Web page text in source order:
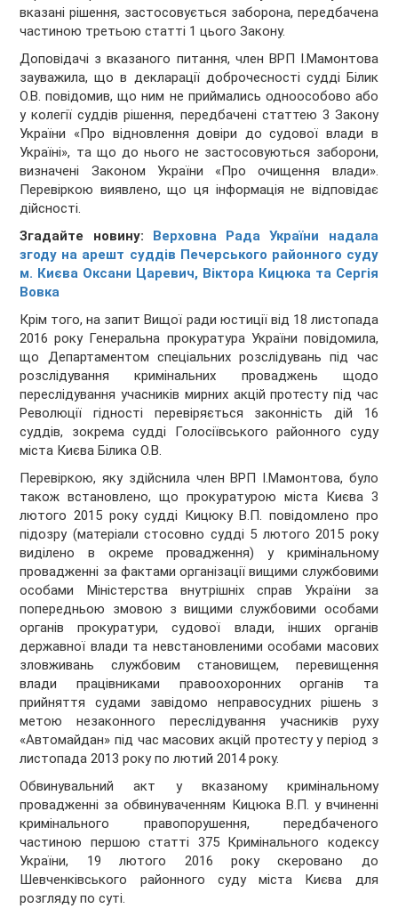
вказані рішення, застосовується заборона, передбачена
частиною третьою статті 1 цього Закону.
Доповідачі з вказаного питання, член ВРП І.Мамонтова
зауважила, що в декларації доброчесності судді Білик
О.В. повідомив, що ним не приймались одноособово або
у колегії суддів рішення, передбачені статтею 3 Закону
України «Про відновлення довіри до судової влади в
Україні», та що до нього не застосовуються заборони,
визначені Законом України «Про очищення влади».
Перевіркою виявлено, що ця інформація не відповідає
дійсності.
Згадайте новину: Верховна Рада України надала
згоду на арешт суддів Печерського районного суду
м. Києва Оксани Царевич, Віктора Кицюка та Сергія
Вовка
Крім того, на запит Вищої ради юстиції від 18 листопада
2016 року Генеральна прокуратура України повідомила,
що Департаментом спеціальних розслідувань під час
розслідування кримінальних проваджень щодо
переслідування учасників мирних акцій протесту під час
Революції гідності перевіряється законність дій 16
суддів, зокрема судді Голосіївського районного суду
міста Києва Білика О.В.
Перевіркою, яку здійснила член ВРП І.Мамонтова, було
також встановлено, що прокуратурою міста Києва 3
лютого 2015 року судді Кицюку В.П. повідомлено про
підозру (матеріали стосовно судді 5 лютого 2015 року
виділено в окреме провадження) у кримінальному
провадженні за фактами організації вищими службовими
особами Міністерства внутрішніх справ України за
попередньою змовою з вищими службовими особами
органів прокуратури, судової влади, інших органів
державної влади та невстановленими особами масових
зловживань службовим становищем, перевищення
влади працівниками правоохоронних органів та
прийняття судами завідомо неправосудних рішень з
метою незаконного переслідування учасників руху
«Автомайдан» під час масових акцій протесту у період з
листопада 2013 року по лютий 2014 року.
Обвинувальний акт у вказаному кримінальному
провадженні за обвинуваченням Кицюка В.П. у вчиненні
кримінального правопорушення, передбаченого
частиною першою статті 375 Кримінального кодексу
України, 19 лютого 2016 року скеровано до
Шевченківського районного суду міста Києва для
розгляду по суті.